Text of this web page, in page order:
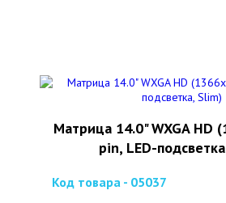
Матрица 14.0" WXGA HD
pin, LED-
Код товара - 05037